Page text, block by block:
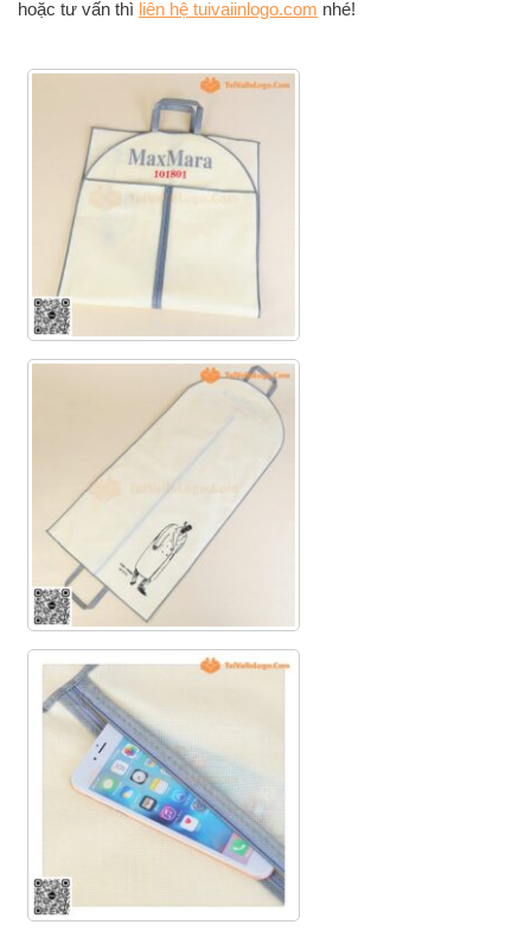
hoặc tư vấn thì liên hệ tuivaiinlogo.com nhé!